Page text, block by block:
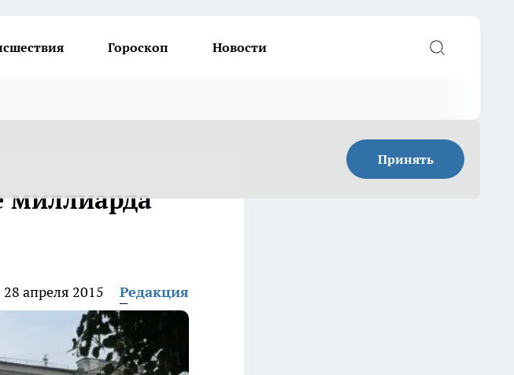
Гороскоп Новости
Принять
миллиарда
28 апреля 2015 Редакция